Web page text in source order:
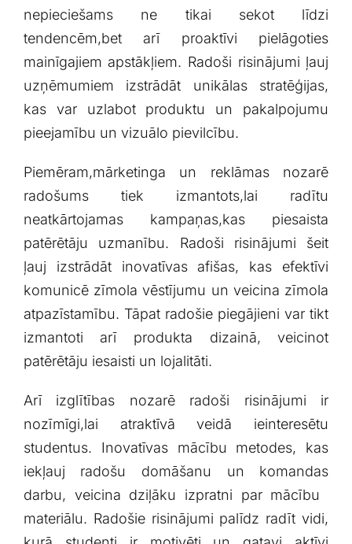
nepieciešams ​ne tikai⁢ sekot līdzi
tendencēm,bet arī⁤ proaktīvi pielāgoties
‌mainīgajiem ⁤apstākļiem. Radoši risinājumi ļauj‍
uzņēmumiem izstrādāt unikālas ‌stratēģijas,
kas var uzlabot produktu un pakalpojumu
⁣pieejamību ‍un vizuālo‍ pievilcību.
Piemēram,mārketinga ‌un reklāmas nozarē
radošums tiek‍ izmantots,lai radītu
neatkārtojamas kampaņas,kas piesaista​
patērētāju uzmanību. Radoši‍ risinājumi šeit
ļauj izstrādāt ⁣inovatīvas afišas,‌ kas efektīvi
komunicē zīmola vēstījumu un veicina zīmola
atpazīstamību. Tāpat radošie piegājieni var tikt
⁤izmantoti‌ arī produkta⁣ dizainā,⁤ veicinot
patērētāju iesaisti un lojalitāti.
Arī izglītības nozarē radoši risinājumi ir
nozīmīgi,lai atraktīvā veidā ⁤ieinteresētu
studentus. Inovatīvas mācību metodes, kas
iekļauj radošu domāšanu‍ un komandas
darbu, veicina dziļāku izpratni par mācību ​
materiālu. Radošie risinājumi palīdz radīt vidi,